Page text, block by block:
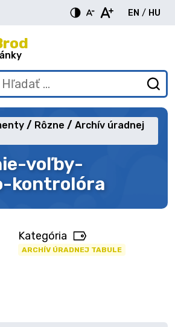
EN
English
/ HU
voľby-
kontrolóra
Rôzne
Archív úradnej
Kategória
ARCHÍV ÚRADNEJ TABULE